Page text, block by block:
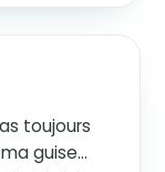
toujours
guise…